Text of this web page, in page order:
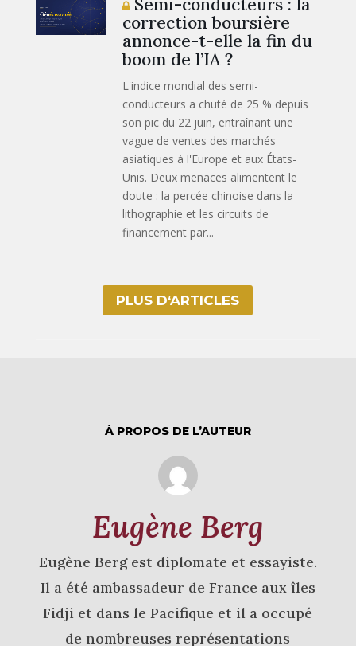
correction boursière
annonce-t-elle la fin du
boom de l’IA ?
L'indice mondial des semi-
conducteurs a chuté de 25 % depuis
son pic du 22 juin, entraînant une
vague de ventes des marchés
asiatiques à l'Europe et aux États-
Unis. Deux menaces alimentent le
doute : la percée chinoise dans la
lithographie et les circuits de
financement par...
PLUS D‘ARTICLES
À PROPOS DE L’AUTEUR
Eugène Berg
Eugène Berg est diplomate et essayiste.
Il a été ambassadeur de France aux îles
Fidji et dans le Pacifique et il a occupé
de nombreuses représentations